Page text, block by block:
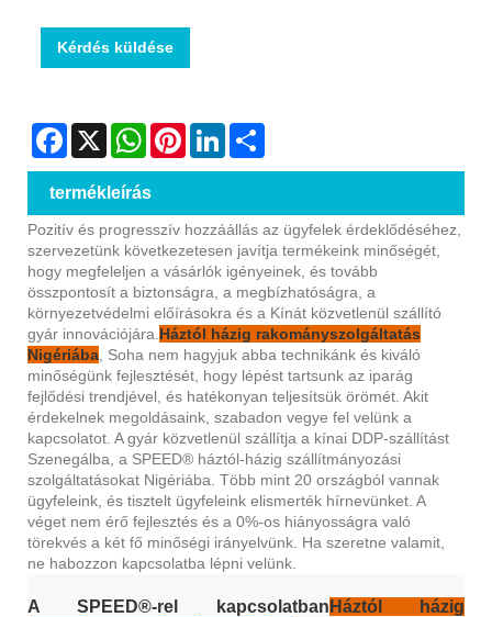
Kérdés küldése
Facebook
X WhatsAppPinterestLinkedIn
termékleírás
Pozitív és progresszív hozzáállás az ügyfelek érdeklődéséhez,
szervezetünk következetesen javítja termékeink minőségét,
hogy megfeleljen a vásárlók igényeinek, és tovább
összpontosít a biztonságra, a megbízhatóságra, a
környezetvédelmi előírásokra és a Kínát közvetlenül szállító
gyár innovációjára. Háztól házig rakományszolgáltatás
Nigériába , Soha nem hagyjuk abba technikánk és kiváló
minőségünk fejlesztését, hogy lépést tartsunk az iparág
fejlődési trendjével, és hatékonyan teljesítsük örömét. Akit
érdekelnek megoldásaink, szabadon vegye fel velünk a
kapcsolatot. A gyár közvetlenül szállítja a kínai DDP-szállítást
Szenegálba, a SPEED® háztól-házig szállítmányozási
szolgáltatásokat Nigériába. Több mint 20 országból vannak
ügyfeleink, és tisztelt ügyfeleink elismerték hírnevünket. A
véget nem érő fejlesztés és a 0%-os hiányosságra való
törekvés a két fő minőségi irányelvünk. Ha szeretne valamit,
ne habozzon kapcsolatba lépni velünk.
A SPEED®-rel kapcsolatban Háztól házig